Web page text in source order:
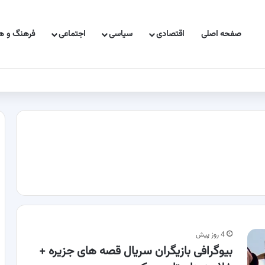
صفحه اصلی اقتصادی سیاسی اجتماعی فرهنگ و
4 روز پیش
بیوگرافی بازیگران سریال قصه های جزیره +